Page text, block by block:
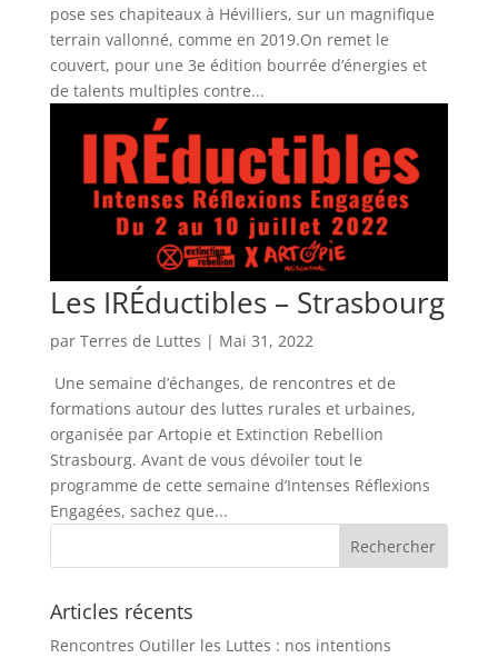
pose ses chapiteaux à Hévilliers, sur un magnifique
terrain vallonné, comme en 2019.On remet le
couvert, pour une 3e édition bourrée d’énergies et
de talents multiples contre...
Les IRÉductibles – Strasbourg
par Terres de Luttes | Mai 31, 2022
Une semaine d’échanges, de rencontres et de
formations autour des luttes rurales et urbaines,
organisée par Artopie et Extinction Rebellion
Strasbourg. Avant de vous dévoiler tout le
programme de cette semaine d’Intenses Réflexions
Engagées, sachez que...
Articles récents
Rencontres Outiller les Luttes : nos intentions